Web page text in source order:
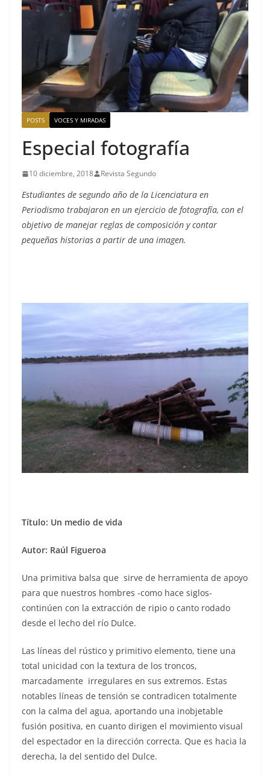
POSTS VOCES Y MIRADAS
Especial fotografía
10 diciembre, 2018 Revista Segundo
Estudiantes de segundo año de la Licenciatura en
Periodismo trabajaron en un ejercicio de fotografía, con el
objetivo de manejar reglas de composición y contar
pequeñas historias a partir de una imagen.
Título: Un medio de vida
Autor: Raúl Figueroa
Una primitiva balsa que sirve de herramienta de apoyo
para que nuestros hombres -como hace siglos-
continúen con la extracción de ripio o canto rodado
desde el lecho del río Dulce.
Las líneas del rústico y primitivo elemento, tiene una
total unicidad con la textura de los troncos,
marcadamente irregulares en sus extremos. Estas
notables líneas de tensión se contradicen totalmente
con la calma del agua, aportando una inobjetable
fusión positiva, en cuanto dirigen el movimiento visual
del espectador en la dirección correcta. Que es hacia la
derecha, la del sentido del Dulce.